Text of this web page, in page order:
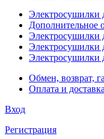
Электросушилки
Дополнительное
Электросушилки
Электросушилки
Электросушилки
Обмен, возврат,
Оплата и доставка
Вход
Регистрация